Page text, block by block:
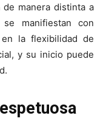
manera distinta a
manifiestan con
la flexibilidad de
y su inicio puede